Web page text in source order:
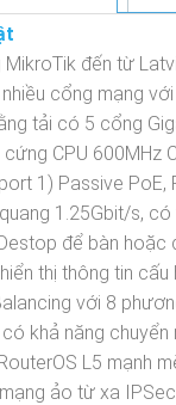
đến từ
cổng mạng
tải có 5 cổng
cứng CPU 600MHz
1) Passive
1.25Gbit/s,
để bàn hoặc
thị thông tin cấu
với 8
khả năng
L5 mạnh
ảo từ xa